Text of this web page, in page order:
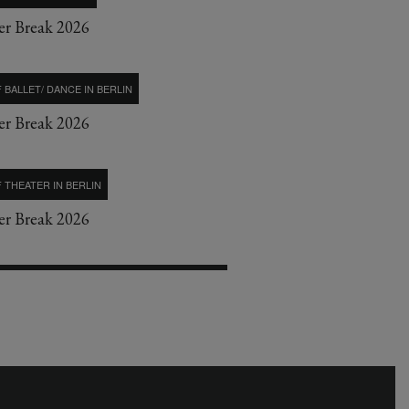
Break 2026
BALLET/ DANCE IN BERLIN
Break 2026
THEATER IN BERLIN
Break 2026